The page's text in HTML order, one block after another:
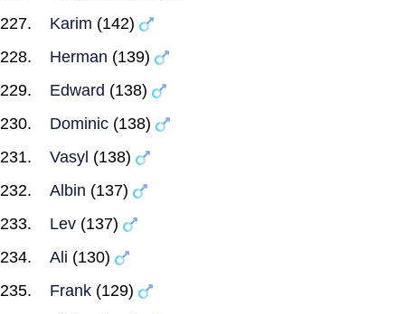
Karim (142)
Herman (139)
Edward (138)
Dominic (138)
Vasyl (138)
Albin (137)
Lev (137)
Ali (130)
Frank (129)